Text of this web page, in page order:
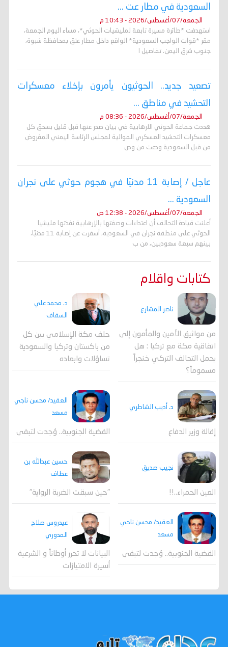
السعودية في مطار عت ...
الجمعة/07/أغسطس/2026 - 10:43 م
استهدفت *طائرة مسيرة تابعة لمليشيات الحوثي*، مساء اليوم الجمعة،
مقر *قوات الواجب السعودية* الواقع داخل مطار عتق بمحافظة شبوة،
جنوب شرق اليمن. تفاصيل ا
تصعيد جديد.. الحوثيون يأمرون بإخلاء معسكرات
التحشيد في مناطق ...
الجمعة/07/أغسطس/2026 - 08:36 م
هددت جماعة الحوثي الارهابية في بيان صدر عنها قبل قليل بسحق كل
معسكرات التحشيد العسكري الموالية لمجلس الرئاسة اليمني المفروض
من قبل السعودية ودعت من وص
عاجل / إصابة 11 مدنيًا في هجوم حوثي على نجران
السعودية ...
الجمعة/07/أغسطس/2026 - 12:38 ص
أعلنت قيادة التحالف أن اعتداءات وصفتها بالإرهابية نفذتها مليشيا
الحوثي على منطقة نجران في السعودية، أسفرت عن إصابة 11 مدنيًا،
بينهم سبعة سعوديين، من ب
كتابات واقلام
ناصر المشارع
من مواثيق الأمين والمأمون إلى
اتفاقية مكة مع تركيا : هل
يحمل التحالف التركي خنجراً
مسموماً؟
د. محمد علي
السقاف
حلف مكة الإسلامي بين كل
من باكستان وتركيا والسعودية
تساؤلات وابعاده
د. أديب الشاطري
إقالة وزير الدفاع
العقيد/ محسن ناجي
مسعد
القضية الجنوبية.. وُجدت لتبقى
نجيب صديق
العين الحمراء..!!
حسين عبدالله بن
عطاف
"حين سبقت الضربة الرواية"
العقيد/ محسن ناجي
مسعد
القضية الجنوبية.. وُجدت لتبقى
عيدروس صلاح
المدوري
البيانات لا تحرر أوطاناً و الشرعية
أسيرة الامتيازات